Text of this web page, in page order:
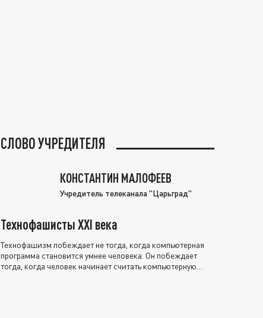
СЛОВО УЧРЕДИТЕЛЯ
КОНСТАНТИН МАЛОФЕЕВ
Учредитель телеканала "Царьград"
Технофашисты XXI века
Технофашизм побеждает не тогда, когда компьютерная
программа становится умнее человека. Он побеждает
тогда, когда человек начинает считать компьютерную